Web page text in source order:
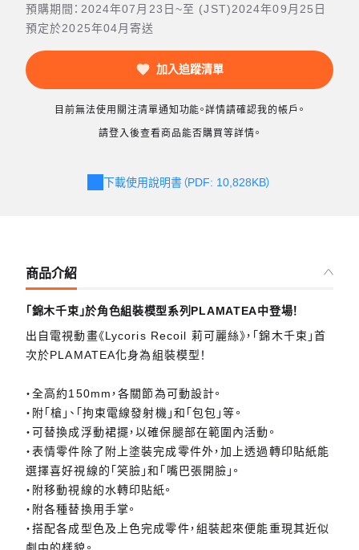
預購期間：2024年07月23日~至 (JST)2024年09月25日
預定於2025年04月寄送
加入追蹤清單
目前無法使用關注清單通知功能。詳情請確認我的帳戶。
請登入後查看商品能否購買等詳情。
下載使用說明書（PDF: 10,828KB）
商品介紹
「錦木千束」於角色組裝模型系列PLAMATEA中登場！
出自電視動畫《Lycoris Recoil 莉可麗絲》，「錦木千束」首
次於PLAMATEA化身為組裝模型！
・全高約150mm，各關節為可動設計。
・附「槍」、「拘束電線發射機」和「包包」等。
・可替換成浮動裙擺，以確保腿部在範圍內活動。
・表情零件除了附上塗裝完成零件外，加上透過轉印貼紙能
選擇喜好視線的「笑臉」和「嘴巴張開臉」。
・附移動視線的水轉印貼紙。
・附各種替換用手掌。
・搭配各成型色及上色完成零件，組裝起來便能重現其近似
劇中的樣貌。